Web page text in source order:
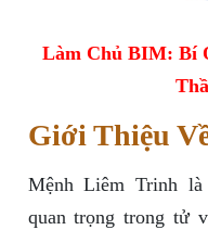
Làm Chủ BIM: Bí
Giới Thiệu
Mệnh Liêm Trinh là
quan trọng trong tử